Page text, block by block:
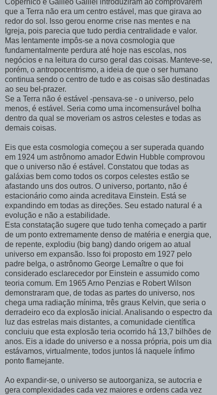
Copérnico e Galileo Galilei introduziram ao comprovarem
que a Terra não era um centro estável, mas que girava ao
redor do sol. Isso gerou enorme crise nas mentes e na
Igreja, pois parecia que tudo perdia centralidade e valor.
Mas lentamente impôs-se a nova cosmologia que
fundamentalmente perdura até hoje nas escolas, nos
negócios e na leitura do curso geral das coisas. Manteve-se,
porém, o antropocentrismo, a ideia de que o ser humano
continua sendo o centro de tudo e as coisas são destinadas
ao seu bel-prazer.
Se a Terra não é estável -pensava-se - o universo, pelo
menos, é estável. Seria como uma incomensurável bolha
dentro da qual se moveriam os astros celestes e todas as
demais coisas.
Eis que esta cosmologia começou a ser superada quando
em 1924 um astrônomo amador Edwin Hubble comprovou
que o universo não é estável. Constatou que todas as
galáxias bem como todos os corpos celestes estão se
afastando uns dos outros. O universo, portanto, não é
estacionário como ainda acreditava Einstein. Está se
expandindo em todas as direções. Seu estado natural é a
evolução e não a estabilidade.
Esta constatação sugere que tudo tenha começado a partir
de um ponto extremamente denso de matéria e energia que,
de repente, explodiu (big bang) dando origem ao atual
universo em expansão. Isso foi proposto em 1927 pelo
padre belga, o astrônomo George Lemaître o que foi
considerado esclarecedor por Einstein e assumido como
teoria comum. Em 1965 Arno Penzias e Robert Wilson
demonstraram que, de todas as partes do universo, nos
chega uma radiação mínima, três graus Kelvin, que seria o
derradeiro eco da explosão inicial. Analisando o espectro da
luz das estrelas mais distantes, a comunidade científica
concluiu que esta explosão teria ocorrido há 13,7 bilhões de
anos. Eis a idade do universo e a nossa própria, pois um dia
estávamos, virtualmente, todos juntos lá naquele ínfimo
ponto flamejante.
Ao expandir-se, o universo se autoorganiza, se autocria e
gera complexidades cada vez maiores e ordens cada vez